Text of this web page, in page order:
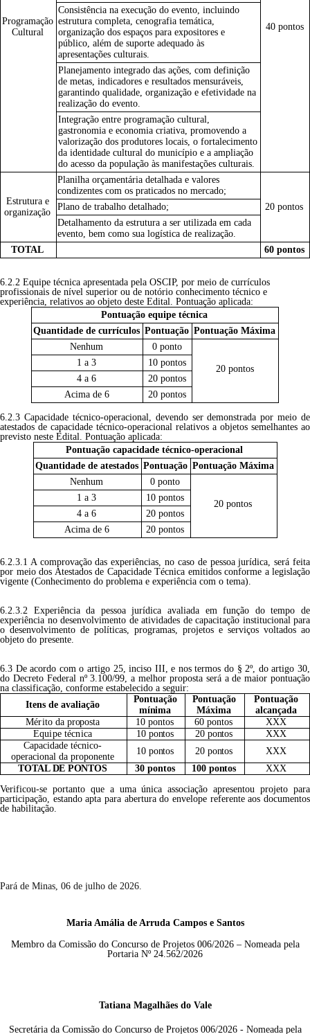
Programação
Cultural
40 pontos
Consistência na execução do evento, incluindo
estrutura completa, cenografia temática,
organização dos espaços para expositores e
público, além de suporte adequado às
apresentações culturais.
Planejamento integrado das ações, com definição
de metas, indicadores e resultados mensuráveis,
garantindo qualidade, organização e efetividade na
realização do evento.
Integração entre programação cultural,
gastronomia e economia criativa, promovendo a
valorização dos produtores locais, o fortalecimento
da identidade cultural do município e a ampliação
do acesso da população às manifestações culturais.
Estrutura e
organização
Planilha orçamentária detalhada e valores
condizentes com os praticados no mercado;
20 pontos
Plano de trabalho detalhado;
Detalhamento da estrutura a ser utilizada em cada
evento, bem como sua logística de realização.
TOTAL
60 pontos
6.2.2 Equipe técnica apresentada pela OSCIP, por meio de currículos
profissionais de nível superior ou de notório conhecimento técnico e
experiência, relativos ao objeto deste Edital. Pontuação aplicada:
Pontuação equipe técnica
Quantidade de currículos Pontuação Pontuação Máxima
Nenhum
0 ponto
20 pontos
1 a 3
10 pontos
4 a 6
20 pontos
Acima de 6
20 pontos
6.2.3 Capacidade técnico-operacional, devendo ser demonstrada por meio de
atestados de capacidade técnico-operacional relativos a objetos semelhantes ao
previsto neste Edital. Pontuação aplicada:
Pontuação capacidade técnico-operacional
Quantidade de atestados Pontuação Pontuação Máxima
Nenhum
0 ponto
20 pontos
1 a 3
10 pontos
4 a 6
20 pontos
Acima de 6
20 pontos
6.2.3.1 A comprovação das experiências, no caso de pessoa jurídica, será feita
por meio dos Atestados de Capacidade Técnica emitidos conforme a legislação
vigente (Conhecimento do problema e experiência com o tema).
6.2.3.2 Experiência da pessoa jurídica avaliada em função do tempo de
experiência no desenvolvimento de atividades de capacitação institucional para
o desenvolvimento de políticas, programas, projetos e serviços voltados ao
objeto do presente.
6.3 De acordo com o artigo 25, inciso III, e nos termos do § 2º, do artigo 30,
do Decreto Federal nº 3.100/99, a melhor proposta será a de maior pontuação
na classificação, conforme estabelecido a seguir:
Itens de avaliação
Pontuação
mínima
Pontuação
Máxima
Pontuação
alcançada
Mérito da proposta 10 pontos 60 pontos
XXX
Equipe técnica
10 pontos 20 pontos
XXX
Capacidade técnico-
operacional da proponente
10 pontos 20 pontos
XXX
TOTAL DE PONTOS 30 pontos 100pontos
XXX
Verificou-se portanto que a uma única associação apresentou projeto para
participação, estando apta para abertura do envelope referente aos documentos
de habilitação.
Pará de Minas, 06 de julho de 2026.
Maria Amália de Arruda Campos e Santos
Membro da Comissão do Concurso de Projetos 006/2026 – Nomeada pela
Portaria Nº 24.562/2026
Tatiana Magalhães do Vale
Secretáriada Comissão do Concurso de Projetos 006/2026- Nomeada pela